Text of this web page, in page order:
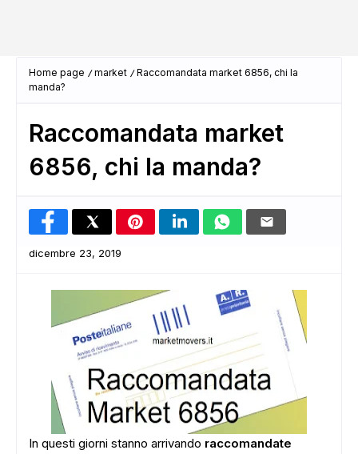
Home page market
Raccomandata market 6856, chi la
manda?
Raccomandata market
6856, chi la manda?
dicembre 23, 2019
In questi giorni stanno arrivando raccomandate